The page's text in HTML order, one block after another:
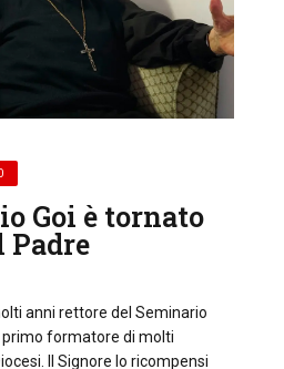
Goi è tornato
Padre
anni rettore del Seminario
primo formatore di molti
Il Signore lo ricompensi